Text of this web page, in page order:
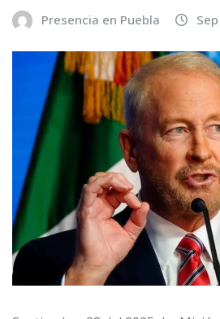
Presencia en Puebla